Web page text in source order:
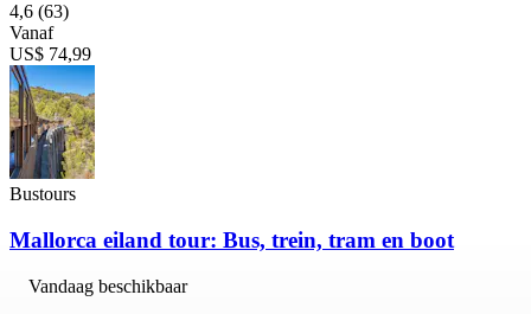
4,6 (63)
Vanaf
US$ 74,99
Bustours
Mallorca eiland tour: Bus, trein, tram en boot
Vandaag beschikbaar